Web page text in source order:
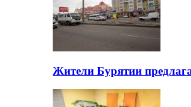
Жители Бурятии